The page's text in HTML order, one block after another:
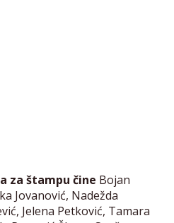
za štampu čine Bojan
Jovanović, Nadežda
Jelena Petković, Tamara